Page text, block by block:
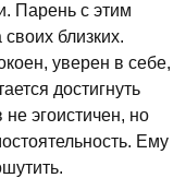
Парень с этим
близких.
уверен в себе,
достигнуть
эгоистичен, но
Ему